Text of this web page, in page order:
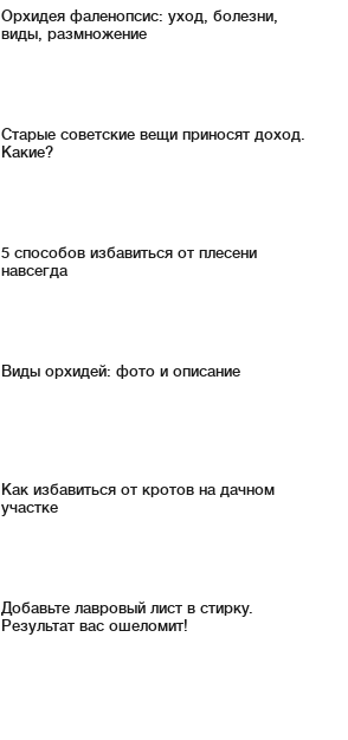
Орхидея фаленопсис: уход, болезни,
виды, размножение
Старые советские вещи приносят доход.
Какие?
5 способов избавиться от плесени
навсегда
Виды орхидей: фото и описание
Как избавиться от кротов на дачном
участке
Добавьте лавровый лист в стирку.
Результат вас ошеломит!